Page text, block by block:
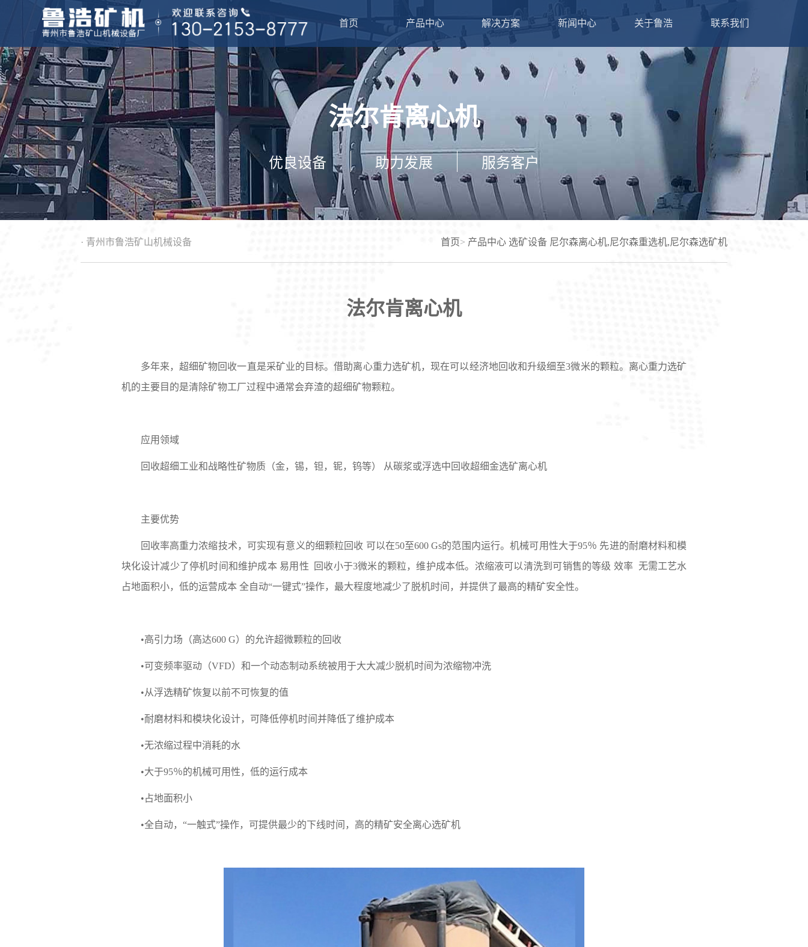
首页 产品中心
尾矿设备
重选设备
金矿设备
选矿设备
矿山设备
鲁浩矿山机械致力于整套矿山开采解决方案和成熟的配套产品。主
要经营金矿设备、沙金设备、尾矿设备、磁选设备、锡矿设备、钽
铌矿设备、稀土矿等设备的生产销售，现货销售，支持定制！公司
员工对整个现场进行指导，直到设备稳定运行。3小时快速响应机
制，保障用户设备正常运转。根据客户的要求研究、设计，让客户
了解产品的构造，在使用保养中熟练操作，让客户省时、省力能赚
钱。
查看详情 +
解决方案
物料处理
生产线配置
客户现场
鲁浩矿山机械致力淘金设备解决方案和成熟的配套产品。主要经营
金矿设备、沙金设备、尾矿设备、选金设备、选矿离心机等设备的
生产销售，现货销售，支持定制！
查看详情 +
新闻中心 关于鲁浩 联系我们
法尔肯离心机
优良设备 助力发展 服务客户
· 青州市鲁浩矿山机械设备 首页> 产品中心 选矿设备 尼尔森离心机,尼尔森重选机,尼尔森选矿机
法尔肯离心机
多年来，超细矿物回收一直是采矿业的目标。借助离心重力选矿机，现在可以经济地回收和升级细至3微米的颗粒。离心重力选矿
机的主要目的是清除矿物工厂过程中通常会弃渣的超细矿物颗粒。
应用领域
回收超细工业和战略性矿物质（金，锡，钽，铌，钨等） 从碳浆或浮选中回收超细金选矿离心机
主要优势
回收率高重力浓缩技术，可实现有意义的细颗粒回收 可以在50至600 Gs的范围内运行。机械可用性大于95％ 先进的耐磨材料和模
块化设计减少了停机时间和维护成本 易用性 回收小于3微米的颗粒，维护成本低。浓缩液可以清洗到可销售的等级 效率 无需工艺水
占地面积小，低的运营成本 全自动“一键式”操作，最大程度地减少了脱机时间，并提供了最高的精矿安全性。
•高引力场（高达600 G）的允许超微颗粒的回收
•可变频率驱动（VFD）和一个动态制动系统被用于大大减少脱机时间为浓缩物冲洗
•从浮选精矿恢复以前不可恢复的值
•耐磨材料和模块化设计，可降低停机时间并降低了维护成本
•无浓缩过程中消耗的水
•大于95％的机械可用性，低的运行成本
•占地面积小
•全自动，“一触式”操作，可提供最少的下线时间，高的精矿安全离心选矿机